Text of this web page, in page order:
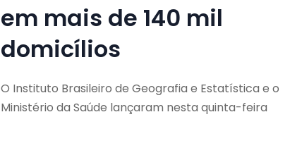
em mais de 140 mil
domicílios
O Instituto Brasileiro de Geografia e Estatística e o
Ministério da Saúde lançaram nesta quinta-feira